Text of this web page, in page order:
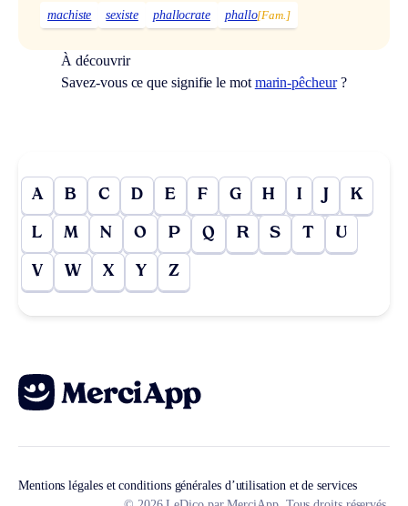
machiste sexiste phallocrate phallo[Fam.]
À découvrir
Savez-vous ce que signifie le mot marin-pêcheur?
A B C D E F G H I J K
L M N O P Q R S T U
V W X Y Z
Mentions légales et conditions générales d’utilisation et de services